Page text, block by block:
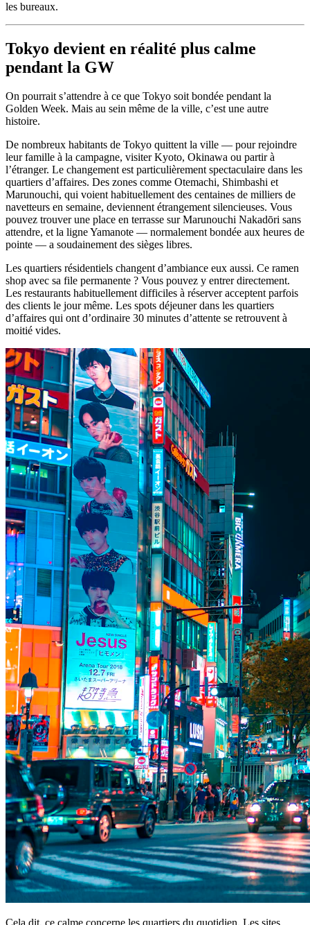
les bureaux.
Tokyo devient en réalité plus calme
pendant la GW
On pourrait s’attendre à ce que Tokyo soit bondée pendant la
Golden Week. Mais au sein même de la ville, c’est une autre
histoire.
De nombreux habitants de Tokyo quittent la ville — pour rejoindre
leur famille à la campagne, visiter Kyoto, Okinawa ou partir à
l’étranger. Le changement est particulièrement spectaculaire dans les
quartiers d’affaires. Des zones comme Otemachi, Shimbashi et
Marunouchi, qui voient habituellement des centaines de milliers de
navetteurs en semaine, deviennent étrangement silencieuses. Vous
pouvez trouver une place en terrasse sur Marunouchi Nakadōri sans
attendre, et la ligne Yamanote — normalement bondée aux heures de
pointe — a soudainement des sièges libres.
Les quartiers résidentiels changent d’ambiance eux aussi. Ce ramen
shop avec sa file permanente ? Vous pouvez y entrer directement.
Les restaurants habituellement difficiles à réserver acceptent parfois
des clients le jour même. Les spots déjeuner dans les quartiers
d’affaires qui ont d’ordinaire 30 minutes d’attente se retrouvent à
moitié vides.